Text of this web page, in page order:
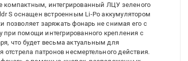
компактным, интегрированный ЛЦУ зеленого
S оснащен встроенным Li-Po аккумулятором
заряжать фонарь не снимая его с
при помощи интегрированного крепления с
что будет весьма актуальным для
патронов несмертельного действия.